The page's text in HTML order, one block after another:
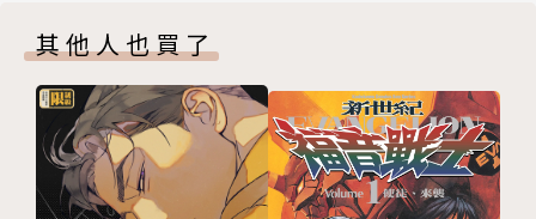
其他人也買了